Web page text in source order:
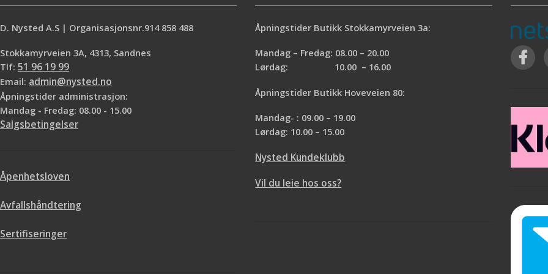
D. Nysted A.S | Organisasjonsnr.914 858 488
Stokkamyrveien 3A, 4313, Sandnes
Tlf: 51 96 19 99
Email: admin@nysted.no
Åpningstider administrasjon:
Mandag - Fredag: 08.00 - 15.00
Salgsbetingelser
Åpenhetsloven
Avfallshåndtering
Sertifiseringer
Åpningstider Butikk Stokkamyrveien 3a:
Mandag – Fredag: 08.00 – 20.00
Lørdag: 10.00 – 16.00
Åpningstider Butikk Hoveveien 80:
Mandag- : 09.00 – 19.00
Lørdag: 10.00 – 15.00
Nysted Kundeklubb
Vil du leie hos oss?